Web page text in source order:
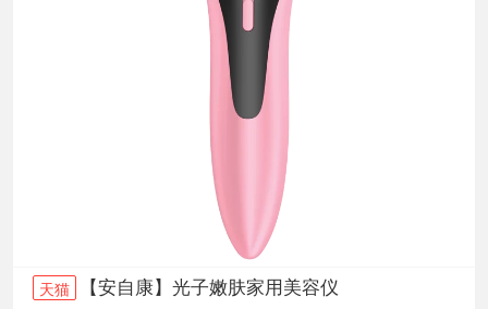
天猫 【安自康】光子嫩肤家用美容仪